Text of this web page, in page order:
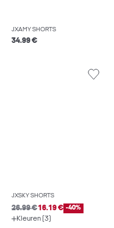
JXAMY SHORTS
34.99 €
JXSKY SHORTS
26.99 €16.19 € -40%
Kleuren (3)